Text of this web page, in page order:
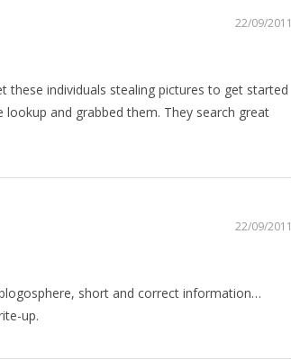
22/09/2011
these individuals stealing pictures to get started
and grabbed them. They search great
22/09/2011
short and correct information…
up.